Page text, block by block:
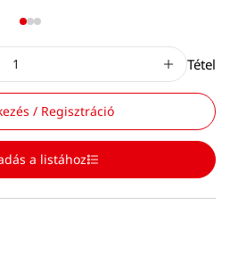
Tétel
/ Regisztráció
a listához